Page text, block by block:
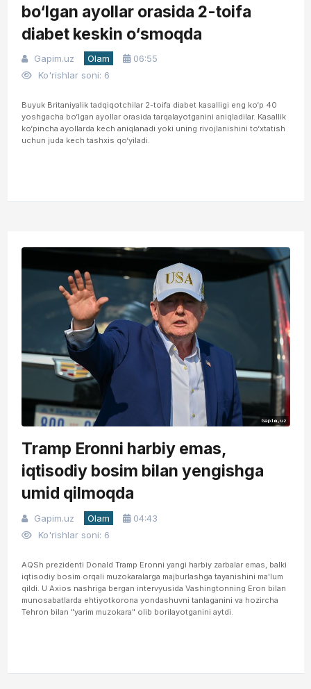
bo‘lgan ayollar orasida 2-toifa
diabet keskin o‘smoqda
Gapim.uz Olam
06:55
Ko'rishlar soni: 6
Buyuk Britaniyalik tadqiqotchilar 2-toifa diabet kasalligi eng ko‘p 40
yoshgacha bo‘lgan ayollar orasida tarqalayotganini aniqladilar. Kasallik
ko‘pincha ayollarda kech aniqlanadi yoki uning rivojlanishini to‘xtatish
uchun juda kech tashxis qo‘yiladi.
Tramp Eronni harbiy emas,
iqtisodiy bosim bilan yengishga
umid qilmoqda
Gapim.uz Olam
04:43
Ko'rishlar soni: 6
AQSh prezidenti Donald Tramp Eronni yangi harbiy zarbalar emas, balki
iqtisodiy bosim orqali muzokaralarga majburlashga tayanishini ma'lum
qildi. U Axios nashriga bergan intervyusida Vashingtonning Eron bilan
munosabatlarda ehtiyotkorona yondashuvni tanlaganini va hozircha
Tehron bilan "yarim muzokara" olib borilayotganini aytdi.